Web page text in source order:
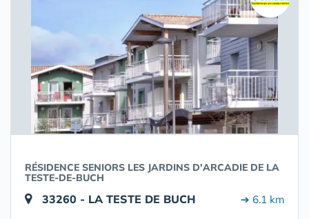
RÉSIDENCE SENIORS LES JARDINS D'ARCADIE DE LA
TESTE-DE-BUCH
33260 - LA TESTE DE BUCH ➔ 6.1 km